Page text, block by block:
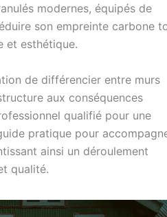
modernes, équipés de
son empreinte carbone
et esthétique.
de différencier entre murs
aux conséquences
qualifié pour une
pratique pour
ainsi un déroulement
qualité.